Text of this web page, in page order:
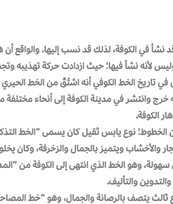
في الكوفة، لذلك قد نسب إليها. والواقع أن
لأنه نشأ فيها؛ حيث ازدادت حركة تهذيبه
في تاريخ الخط الكوفي أنه اشتُقّ من الخط الحيري
وانتشر في مدينة الكوفة إلى أنحاء مختلفة
الكوفة.
الخطوط؛ نوع يابس ثقيل كان يسمى “الخط
والأخشاب ويتميز بالجمال والزخرفة، وكان
سهولة، وهو الخط الذي انتهى إلى الكوفة من
والتأليف.
ثالث يتصف بالرصانة والجمال، وهو “خط